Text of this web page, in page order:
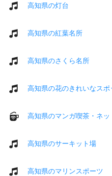
高知県の灯台
高知県の紅葉名所
高知県のさくら名所
高知県の花のきれいなスポ
高知県のマンガ喫茶・ネッ
高知県のサーキット場
高知県のマリンスポーツ